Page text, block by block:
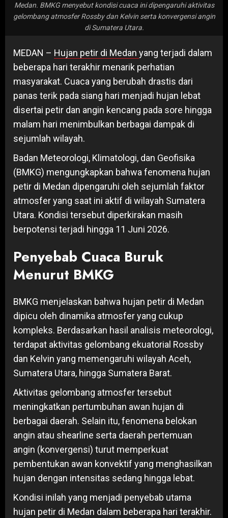
Medan. BMKG menyebut kondisi cuaca ini dipengaruhi aktivitas
gelombang atmosfer Rossby dan Kelvin serta konvergensi angin
di Sumatera Utara.
MEDAN – Hujan petir di Medan yang terjadi dalam
beberapa hari terakhir menarik perhatian
masyarakat. Cuaca yang berubah drastis dari
panas terik pada siang hari menjadi hujan lebat
disertai petir dan angin kencang pada sore hingga
malam hari menimbulkan berbagai dampak di
sejumlah wilayah.
Badan Meteorologi, Klimatologi, dan Geofisika
(BMKG) mengungkapkan bahwa fenomena hujan
petir di Medan dipengaruhi oleh sejumlah faktor
atmosfer yang saat ini aktif di wilayah Sumatera
Utara. Kondisi tersebut diperkirakan masih
berpotensi terjadi hingga 11 Juni 2026.
Penyebab Cuaca Buruk
Menurut BMKG
BMKG menjelaskan bahwa hujan petir di Medan
dipicu oleh dinamika atmosfer yang cukup
kompleks. Berdasarkan hasil analisis meteorologi,
terdapat aktivitas gelombang ekuatorial Rossby
dan Kelvin yang memengaruhi wilayah Aceh,
Sumatera Utara, hingga Sumatera Barat.
Aktivitas gelombang atmosfer tersebut
meningkatkan pertumbuhan awan hujan di
berbagai daerah. Selain itu, fenomena belokan
angin atau shearline serta daerah pertemuan
angin (konvergensi) turut memperkuat
pembentukan awan konvektif yang menghasilkan
hujan dengan intensitas sedang hingga lebat.
Kondisi inilah yang menjadi penyebab utama
hujan petir di Medan dalam beberapa hari terakhir.